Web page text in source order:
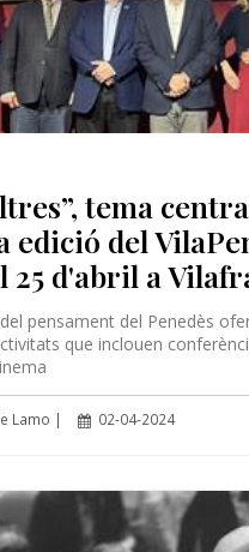
tema
edició del
25 d'abril a
pensament del Penedès
que inclouen
Lamo | 02-04-2024